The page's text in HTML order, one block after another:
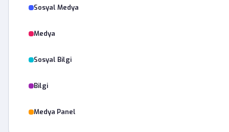
Sosyal Medya
Medya
Sosyal Bilgi
Bilgi
Medya Panel